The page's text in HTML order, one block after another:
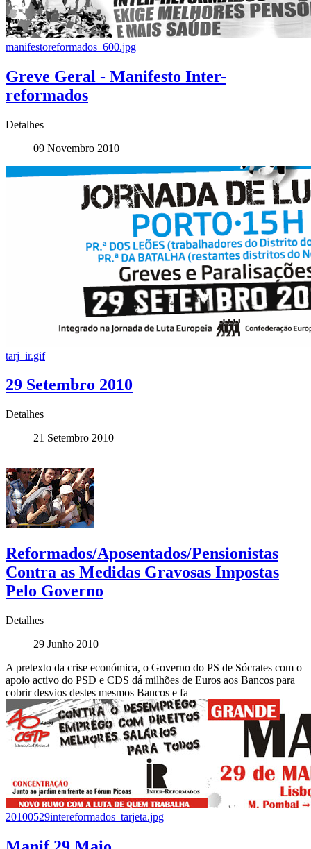
manifestoreformados_600.jpg
Greve Geral - Manifesto Inter-
reformados
Detalhes
09 Novembro 2010
tarj_ir.gif
29 Setembro 2010
Detalhes
21 Setembro 2010
Reformados/Aposentados/Pensionistas
Contra as Medidas Gravosas Impostas
Pelo Governo
Detalhes
29 Junho 2010
A pretexto da crise económica, o Governo do PS de Sócrates com o
apoio activo do PSD e CDS dá milhões de Euros aos Bancos para
cobrir desvios destes mesmos Bancos e fa
20100529intereformados_tarjeta.jpg